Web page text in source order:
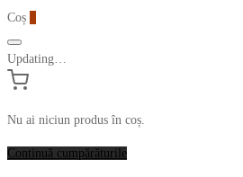
Coș
Updating…
Nu ai niciun produs în coș.
Continuă cumpărăturile